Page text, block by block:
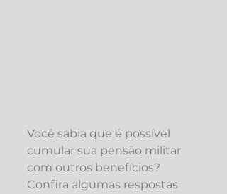
Você sabia que é possível
cumular sua pensão militar
com outros benefícios?
Confira algumas respostas